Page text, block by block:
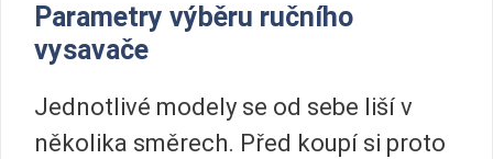
Parametry výběru ručního
vysavače
Jednotlivé modely se od sebe liší v
několika směrech. Před koupí si proto